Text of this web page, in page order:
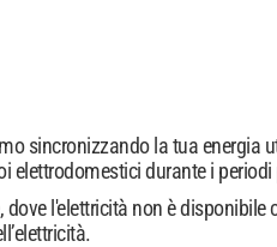
sincronizzando la tua energia
elettrodomestici durante i
l'elettricità non è disponibile